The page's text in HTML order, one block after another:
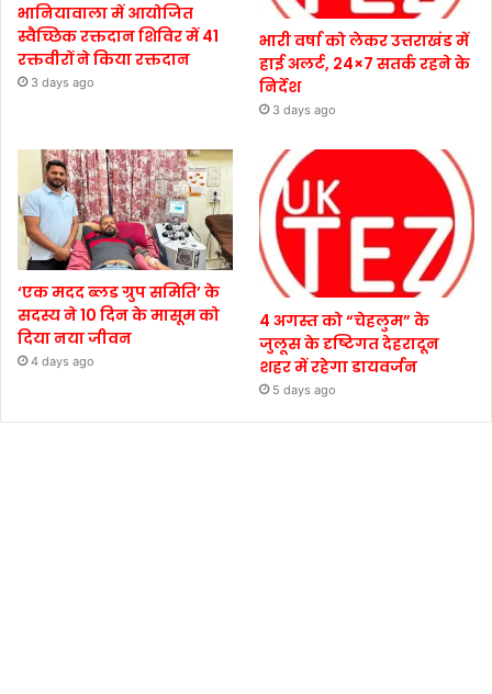
भानियावाला में आयोजित
स्वैच्छिक रक्तदान शिविर में 41
रक्तवीरों ने किया रक्तदान
3 days ago
भारी वर्षा को लेकर उत्तराखंड में
हाई अलर्ट, 24×7 सतर्क रहने के
निर्देश
3 days ago
‘एक मदद ब्लड ग्रुप समिति’ के
सदस्य ने 10 दिन के मासूम को
दिया नया जीवन
4 days ago
4 अगस्त को “चेहलुम” के
जुलूस के दृष्टिगत देहरादून
शहर में रहेगा डायवर्जन
5 days ago